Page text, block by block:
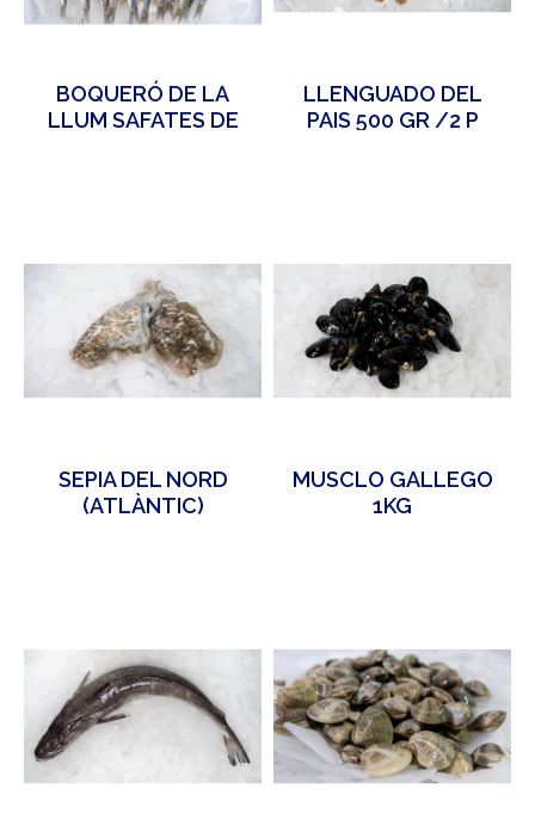
BOQUERÓ DE LA
LLUM SAFATES DE
LLENGUADO DEL
PAIS 500 GR /2 P
SEPIA DEL NORD
(ATLÀNTIC)
MUSCLO GALLEGO
1KG